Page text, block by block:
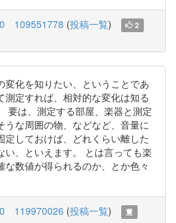
109551778 (投稿一覧) 2
変化を知りたい、ということであ
定すれば、相対的な変化は知る
要は、測定する部屋、楽器と測定
うな周囲の物、などなど、音量に
しておけば、どれくらい離した
い、といえます。 とは言っても楽
数値が得られるのか、とか色々
119970026 (投稿一覧)